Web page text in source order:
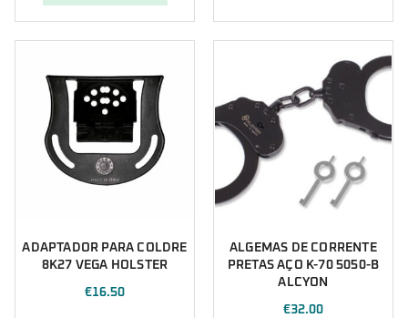
ADAPTADOR PARA COLDRE
8K27 VEGA HOLSTER
€16.50
ALGEMAS DE CORRENTE
PRETAS AÇO K-70 5050-B
ALCYON
€32.00